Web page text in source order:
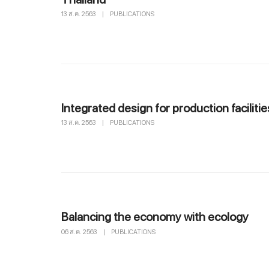
13 ส.ค. 2563 PUBLICATIONS
Integrated design for production
13 ส.ค. 2563 PUBLICATIONS
Balancing the economy with ecology
06 ส.ค. 2563 | PUBLICATIONS